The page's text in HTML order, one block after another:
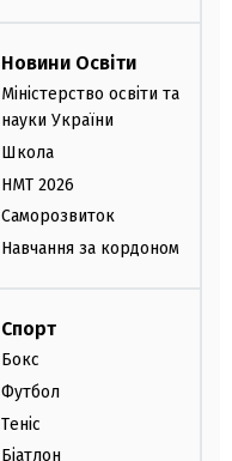
Новини Освіти
Міністерство освіти та
науки України
Школа
НМТ 2026
Саморозвиток
Навчання за кордоном
Спорт
Бокс
Футбол
Теніс
Біатлон